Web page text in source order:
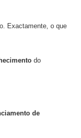
Exactamente, o que
do
de